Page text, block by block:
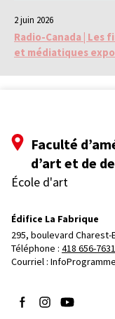
2 juin 2026
Radio-Canada |
et médiatiques
Faculté
d’art et de
École d'art
Édifice La Fabrique
295, boulevard Charest-
Téléphone : 418 656-7631
Courriel :
Suivez-nous sur
Suivez-nous sur
Suivez-nous